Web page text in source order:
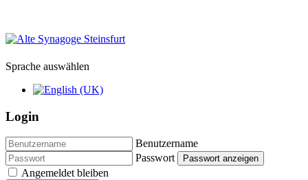
Sprache auswählen
Login
Benutzername
Passwort
Passwort anzeigen
Angemeldet bleiben